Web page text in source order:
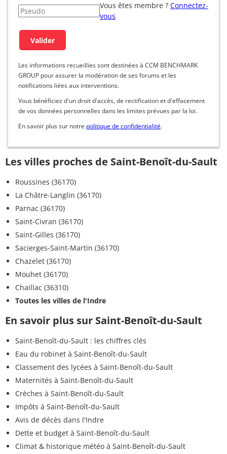
Vous êtes membre ? Connectez-
vous
Les informations recueillies sont destinées à CCM BENCHMARK
GROUP pour assurer la modération de ses forums et les
notifications liées aux interventions.
Vous bénéficiez d'un droit d'accès, de rectification et d'effacement
de vos données personnelles dans les limites prévues par la loi.
En savoir plus sur notre politique de confidentialité.
Les villes proches de Saint-Benoît-du-Sault
Roussines (36170)
La Châtre-Langlin (36170)
Parnac (36170)
Saint-Civran (36170)
Saint-Gilles (36170)
Sacierges-Saint-Martin (36170)
Chazelet (36170)
Mouhet (36170)
Chaillac (36310)
Toutes les villes de l'Indre
En savoir plus sur Saint-Benoît-du-Sault
Saint-Benoît-du-Sault : les chiffres clés
Eau du robinet à Saint-Benoît-du-Sault
Classement des lycées à Saint-Benoît-du-Sault
Maternités à Saint-Benoît-du-Sault
Crèches à Saint-Benoît-du-Sault
Impôts à Saint-Benoît-du-Sault
Avis de décès dans l'Indre
Dette et budget à Saint-Benoît-du-Sault
Climat & historique météo à Saint-Benoît-du-Sault